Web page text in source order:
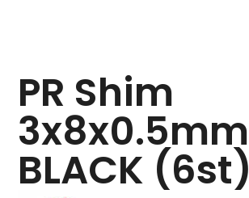
PR Shim
3x8x0.5mm
BLACK (6st)